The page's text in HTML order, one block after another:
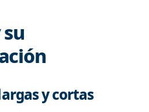
y cortas